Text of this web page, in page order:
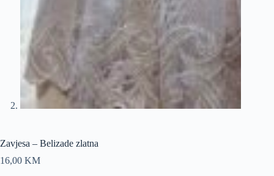
Zavjesa – Belizade zlatna
16,00 KM